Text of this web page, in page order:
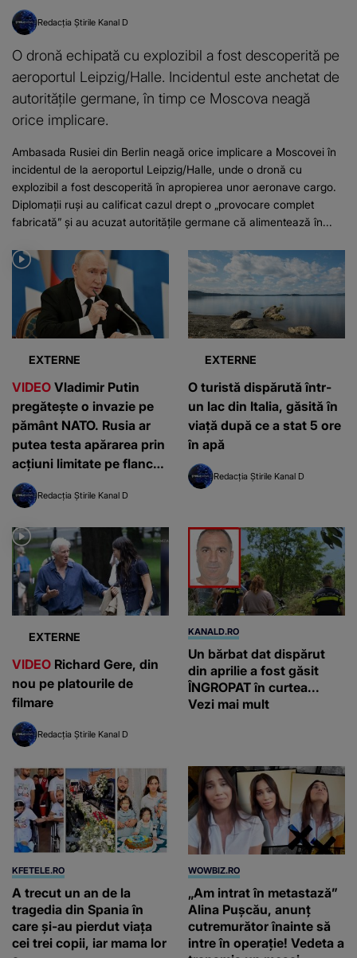
Redacția Știrile Kanal D
O dronă echipată cu explozibil a fost descoperită pe
aeroportul Leipzig/Halle. Incidentul este anchetat de
autoritățile germane, în timp ce Moscova neagă
orice implicare.
Ambasada Rusiei din Berlin neagă orice implicare a Moscovei în
incidentul de la aeroportul Leipzig/Halle, unde o dronă cu
explozibil a fost descoperită în apropierea unor aeronave cargo.
Diplomații ruși au calificat cazul drept o „provocare complet
fabricată” și au acuzat autoritățile germane că alimentează în...
EXTERNE
VIDEO Vladimir Putin
pregătește o invazie pe
pământ NATO. Rusia ar
putea testa apărarea prin
acțiuni limitate pe flancul
estic, avertizează
serviciile americane de
Redacția Știrile Kanal D
EXTERNE
O turistă dispărută într-
un lac din Italia, găsită în
viață după ce a stat 5 ore
în apă
Redacția Știrile Kanal D
EXTERNE
VIDEO Richard Gere, din
nou pe platourile de
filmare
Redacția Știrile Kanal D
KANALD.RO
Un bărbat dat dispărut
din aprilie a fost găsit
ÎNGROPAT în curtea...
Vezi mai mult
KFETELE.RO
A trecut un an de la
tragedia din Spania în
care și-au pierdut viața
cei trei copii, iar mama lor
WOWBIZ.RO
„Am intrat în metastază”
Alina Pușcău, anunț
cutremurător înainte să
intre în operație! Vedeta a